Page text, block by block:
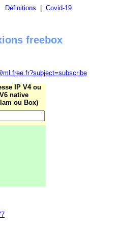
Définitions Covid-19
freebox
IP V4 ou
V6 native
ou Box)